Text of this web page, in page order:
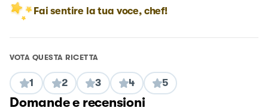
Fai sentire la tua voce, chef!
VOTA QUESTA RICETTA
1 2 3 4 5
Domande e recensioni